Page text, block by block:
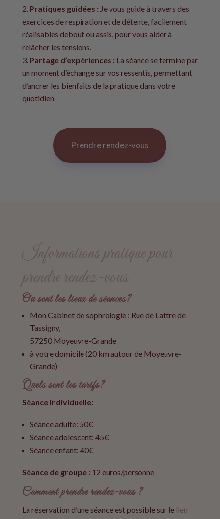
Pratiques guidées : Je vous guide à travers des
exercices de respiration et de détente, facilement
réalisables debout ou assis, pour vous aider à
relâcher les tensions.
Partage d’expériences : La séance se termine par
un moment d’échange sur vos ressentis, permettant
d’ancrer les bienfaits de la pratique dans votre
quotidien.
Prendre rendez-vous
Informations pratique pour
prendre rendez-vous
Ou sont les lieux de séances?
Mon Cabinet de sophrologie : Rue de Lattre de
Tassigny,
57250 Moyeuvre-Grande
à votre domicile (20 km autour de Moyeuvre-
Grande)
Quels sont les tarifs?
Séance individuelle:
Séance adulte: 50€
Séance adolescent: 45€
Séance enfant: 40€
Séance de groupe : 12 euros/personne
Comment prendre rendez-vous ?
La réservation d’une séance est possible sur le lien